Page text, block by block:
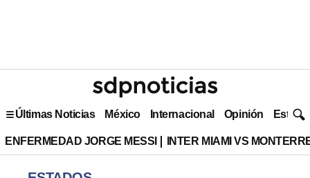
Últimas Noticias México Internacional Opinión Estilo
ENFERMEDAD JORGE MESSI INTER MIAMI VS